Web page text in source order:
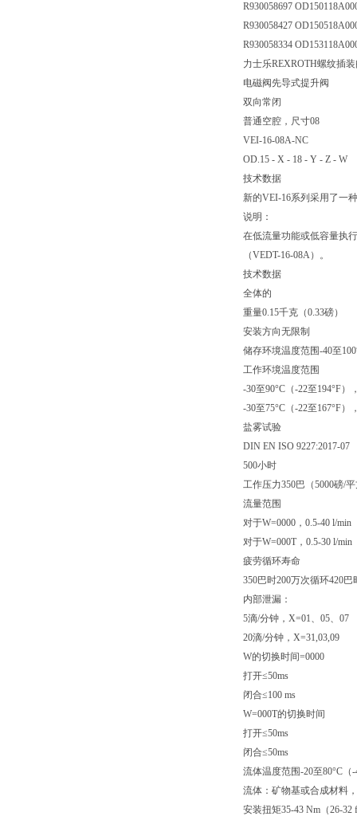
R930058697
R930058427
R930058334
力士乐REXROTH螺纹插
电磁阀先导式提升阀
双向常闭
普通空腔，尺寸08
VEI-16-08A-NC
OD.15 - X - 18 - Y - Z - W
技术数据
新的VEI-16系列采用了一
说明：
在低流量功能或低容量执
（VEDT-16-08A）。
技术数据
全体的
重量0.15千克（0.33磅）
安装方向无限制
储存环境温度范围-40至
工作环境温度范围
-30至90°C（-22至194°F）
-30至75°C（-22至167°F）
盐雾试验
DIN EN ISO 9227:2017-07
500小时
工作压力350巴（5000磅/
流量范围
对于W=0000，0.5-40 l/min
对于W=000T，0.5-30 l/min
疲劳循环寿命
350巴时200万次循环420巴
内部泄漏：
5滴/分钟，X=01、05、07
20滴/分钟，X=31,03,09
W的切换时间=0000
打开≤50ms
闭合≤100 ms
W=000T的切换时间
打开≤50ms
闭合≤50ms
流体温度范围-20至80°C（-
流体：矿物基或合成材料
安装扭矩35-43 Nm（26-32